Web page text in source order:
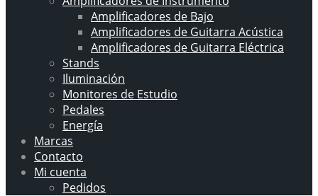
Amplificadores de Bajo
Amplificadores de Guitarra Acústica
Amplificadores de Guitarra Eléctrica
Stands
Iluminación
Monitores de Estudio
Pedales
Energía
Marcas
Contacto
Mi cuenta
Pedidos